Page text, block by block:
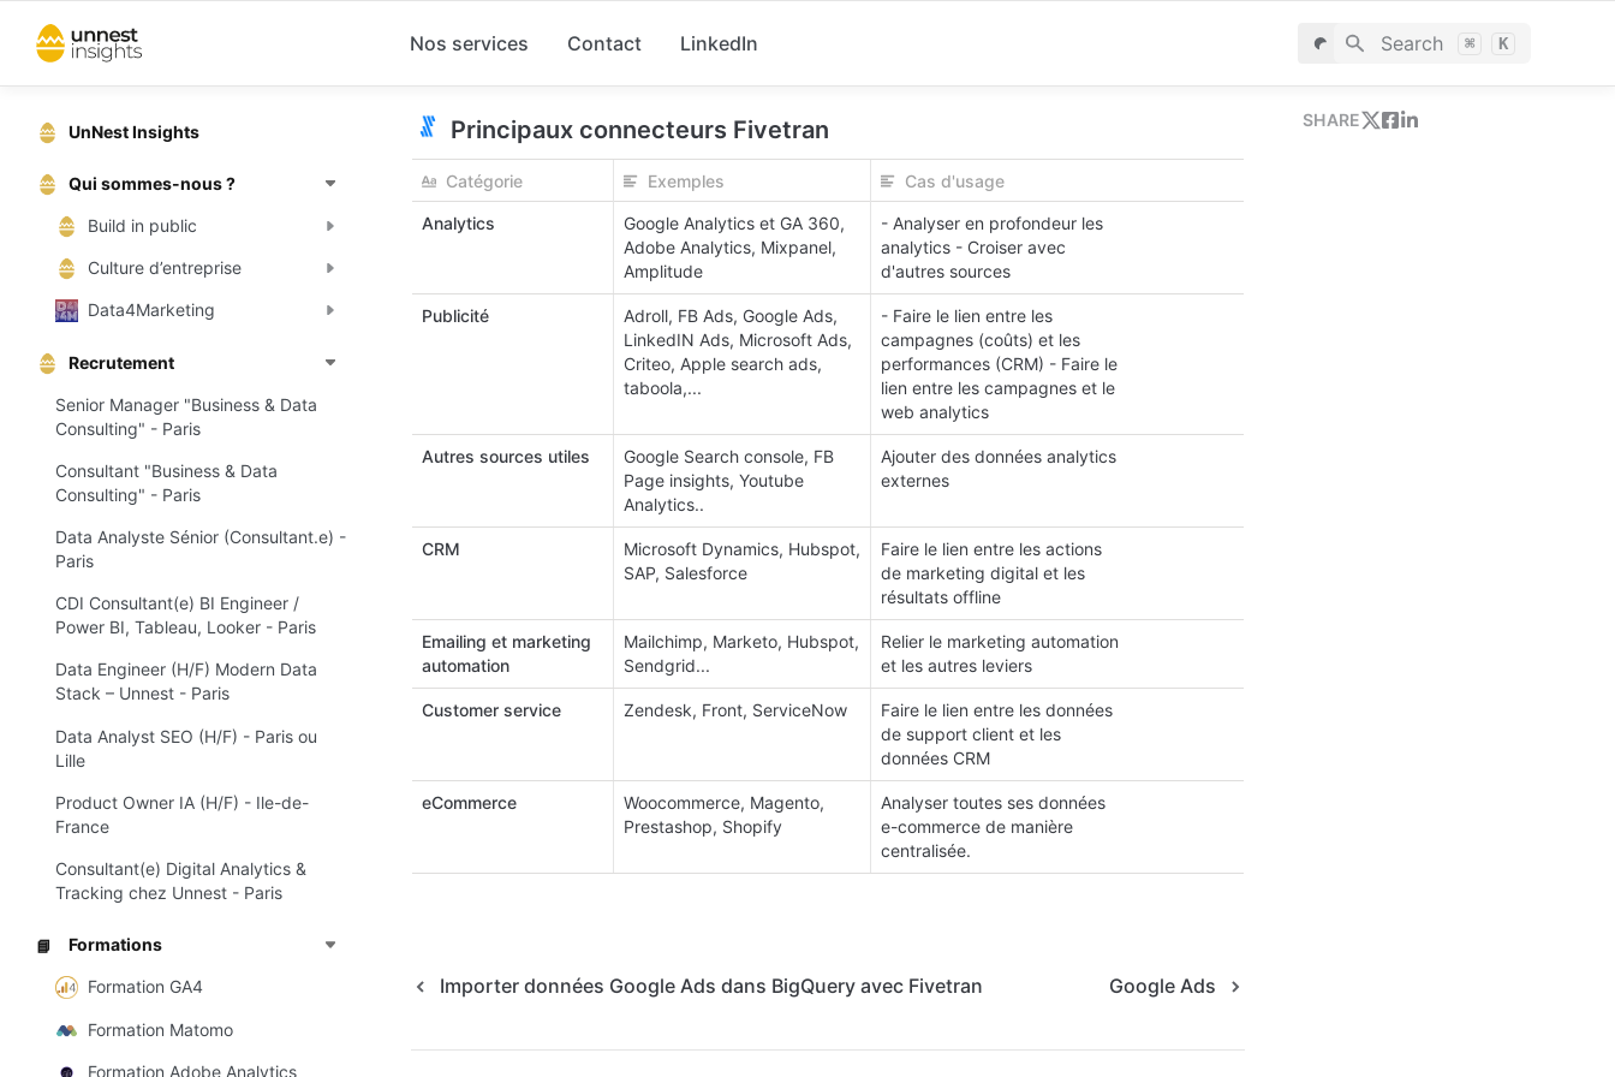
Nos services Contact LinkedIn Search ⌘ K
UnNest Insights
Qui sommes-nous ?
Build in public
Culture d’entreprise
Data4Marketing
Recrutement
Senior Manager "Business & Data
Consulting" - Paris
Consultant "Business & Data
Consulting" - Paris
Data Analyste Sénior (Consultant.e) -
Paris
CDI Consultant(e) BI Engineer /
Power BI, Tableau, Looker - Paris
Data Engineer (H/F) Modern Data
Stack – Unnest - Paris
Data Analyst SEO (H/F) - Paris ou
Lille
Product Owner IA (H/F) - Ile-de-
France
Consultant(e) Digital Analytics &
Tracking chez Unnest - Paris
📘 Formations
Formation GA4
Formation Matomo
Formation Adobe Analytics
Principaux connecteurs Fivetran
Catégorie Exemples Cas d'usage
Analytics
Google Analytics et GA 360,
Adobe Analytics, Mixpanel,
Amplitude
- Analyser en profondeur les
analytics - Croiser avec
d'autres sources
Publicité
Adroll, FB Ads, Google Ads,
LinkedIN Ads, Microsoft Ads,
Criteo, Apple search ads,
taboola,...
- Faire le lien entre les
campagnes (coûts) et les
performances (CRM) - Faire le
lien entre les campagnes et le
web analytics
Autres sources utiles
Google Search console, FB
Page insights, Youtube
Analytics..
Ajouter des données analytics
externes
CRM
Microsoft Dynamics, Hubspot,
SAP, Salesforce
Faire le lien entre les actions
de marketing digital et les
résultats offline
Emailing et marketing
automation
Mailchimp, Marketo, Hubspot,
Sendgrid...
Relier le marketing automation
et les autres leviers
Customer service Zendesk, Front, ServiceNow
Faire le lien entre les données
de support client et les
données CRM
eCommerce
Woocommerce, Magento,
Prestashop, Shopify
Analyser toutes ses données
e-commerce de manière
centralisée.
Importer données Google Ads dans BigQuery avec Fivetran Google Ads
SHARE